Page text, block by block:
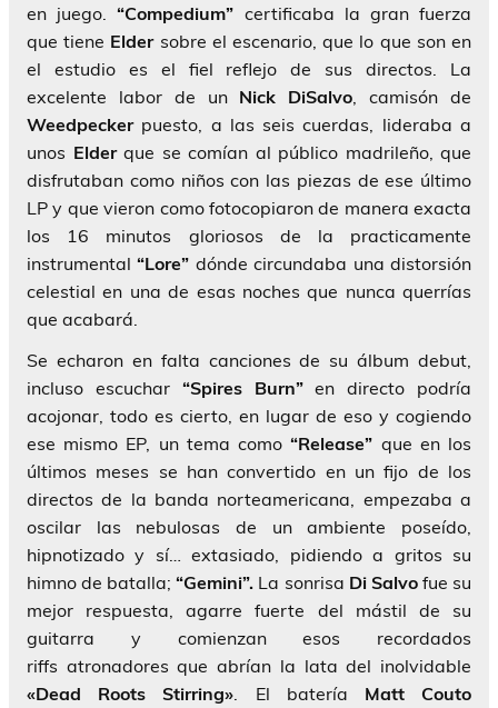
en juego.“Compedium” certificaba la gran fuerza
que tiene Eldersobre el escenario, que lo que son en
el estudio es el fiel reflejo de sus directos. La
excelente labor de un Nick DiSalvo , camisón de
Weedpeckerpuesto, a las seis cuerdas, lideraba a
unos Elderque se comían al público madrileño, que
disfrutaban como niños con las piezas de ese último
LP y que vieron como fotocopiaron de manera exacta
los 16 minutos gloriosos de la practicamente
instrumental“Lore” dónde circundaba una distorsión
celestial en una de esas noches que nunca querrías
que acabará.
Se echaron en falta canciones de su álbum debut,
incluso escuchar “Spires Burn”en directo podría
acojonar, todo es cierto, en lugar de eso y cogiendo
ese mismo EP, un tema como“Release” que en los
últimos meses se han convertido en un fijo de los
directos de la banda norteamericana, empezaba a
oscilar las nebulosas de un ambiente poseído,
hipnotizado y sí… extasiado, pidiendo a gritos su
himno de batalla;“Gemini”. La sonrisa Di Salvo fue su
mejor respuesta, agarre fuerte del mástil de su
guitarra y comienzan esos recordados
riffs atronadores que abrían la lata del inolvidable
«Dead Roots Stirring» . El batería Matt Couto